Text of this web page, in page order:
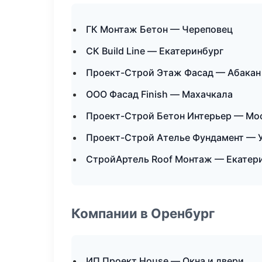
ГК Монтаж Бетон — Череповец
СК Build Line — Екатеринбург
Проект-Строй Этаж Фасад — Абакан
ООО Фасад Finish — Махачкала
Проект-Строй Бетон Интерьер —
Проект-Строй Ателье Фундамент —
СтройАртель Roof Монтаж —
Компании в Оренбург